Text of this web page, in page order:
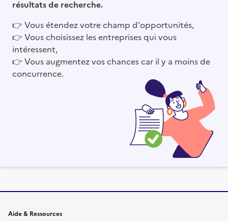
résultats de recherche.
👉 Vous étendez votre champ d'opportunités,
👉 Vous choisissez les entreprises qui vous
intéressent,
👉 Vous augmentez vos chances car il y a moins de
concurrence.
Informations et liens du site
Aide & Ressources